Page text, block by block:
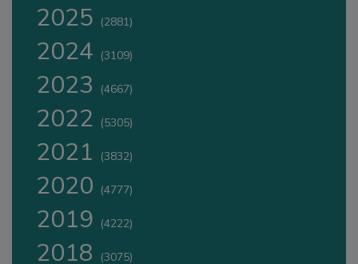
2025 (2881)
2024 (3109)
2023 (4667)
2022 (5305)
2021 (3832)
2020 (4777)
2019 (4222)
2018 (3075)